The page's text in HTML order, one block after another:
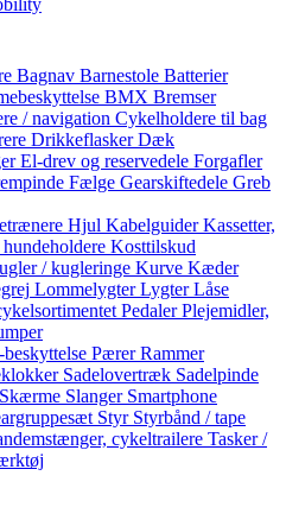
Bagnav Barnestole Batterier
BMX Bremser
/ navigation Cykelholdere til bag
Drikkeflasker Dæk
El-drev og reservedele Forgafler
Fælge Gearskiftedele Greb
Hjul Kabelguider Kassetter,
Kosttilskud
/ kugleringe Kurve Kæder
Lommelygter Lygter Låse
Pedaler Plejemidler,
Pærer Rammer
Sadelovertræk Sadelpinde
Skærme Slanger Smartphone
Styr Styrbånd / tape
cykeltrailere Tasker /